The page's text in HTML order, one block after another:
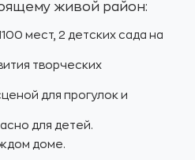
живой район:
мест, 2 детских сада на
творческих
для прогулок и
для детей.
доме.